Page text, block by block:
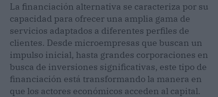
La financiación alternativa se caracteriza por su
capacidad para ofrecer una amplia gama de
servicios adaptados a diferentes perfiles de
clientes. Desde microempresas que buscan un
impulso inicial, hasta grandes corporaciones en
busca de inversiones significativas, este tipo de
financiación está transformando la manera en
que los actores económicos acceden al capital.